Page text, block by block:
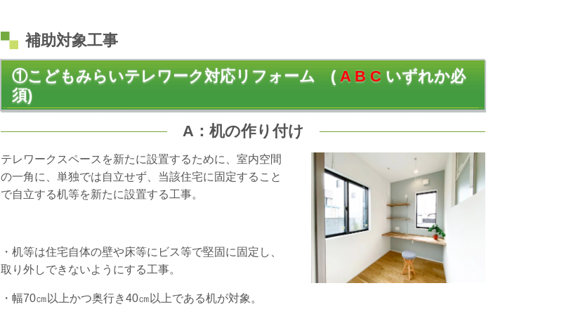
補助対象工事
①こどもみらいテレワーク対応リフォーム ( A B C いずれか必
須)
A：机の作り付け
テレワークスペースを新たに設置するために、室内空間
の一角に、単独では自立せず、当該住宅に固定すること
で自立する机等を新たに設置する工事。
・机等は住宅自体の壁や床等にビス等で堅固に固定し、
取り外しできないようにする工事。
・幅70㎝以上かつ奥行き40㎝以上である机が対象。